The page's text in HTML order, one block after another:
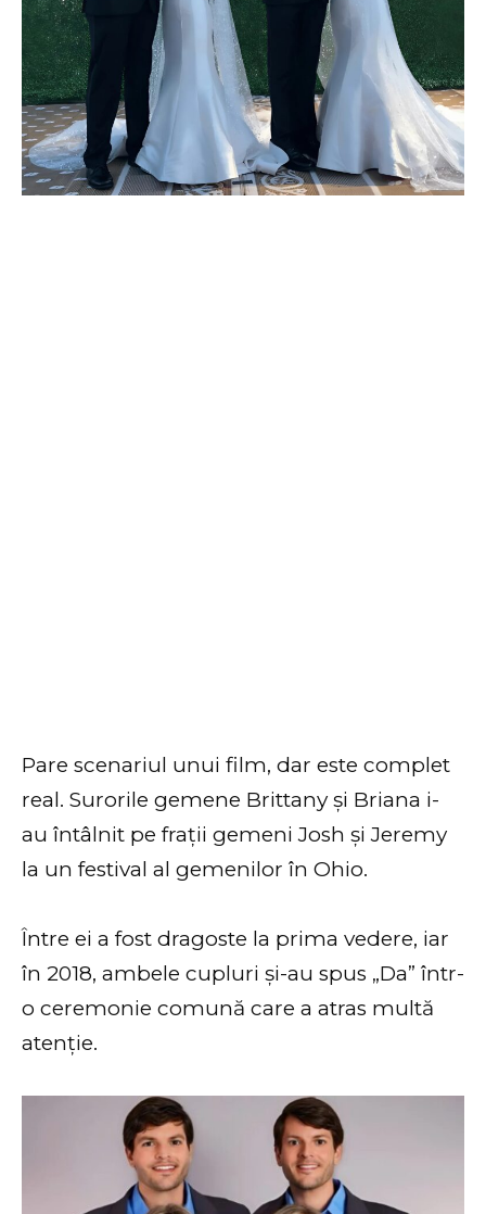
Pare scenariul unui film, dar este complet
real. Surorile gemene Brittany și Briana i-
au întâlnit pe frații gemeni Josh și Jeremy
la un festival al gemenilor în Ohio.
Între ei a fost dragoste la prima vedere, iar
în 2018, ambele cupluri și-au spus „Da” într-
o ceremonie comună care a atras multă
atenție.